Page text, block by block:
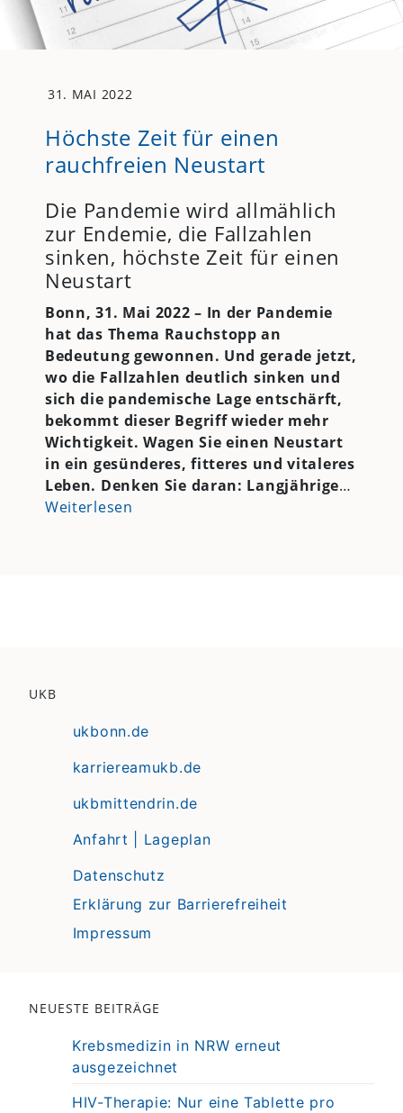
31. MAI 2022
Höchste Zeit für einen
rauchfreien Neustart
Die Pandemie wird allmählich
zur Endemie, die Fallzahlen
sinken, höchste Zeit für einen
Neustart
Bonn, 31. Mai 2022 – In der Pandemie
hat das Thema Rauchstopp an
Bedeutung gewonnen. Und gerade jetzt,
wo die Fallzahlen deutlich sinken und
sich die pandemische Lage entschärft,
bekommt dieser Begriff wieder mehr
Wichtigkeit. Wagen Sie einen Neustart
in ein gesünderes, fitteres und vitaleres
Leben. Denken Sie daran: Langjährige…
Weiterlesen
UKB
ukbonn.de
karriereamukb.de
ukbmittendrin.de
Anfahrt | Lageplan
Datenschutz
Erklärung zur Barrierefreiheit
Impressum
NEUESTE BEITRÄGE
Krebsmedizin in NRW erneut
ausgezeichnet
HIV-Therapie: Nur eine Tablette pro